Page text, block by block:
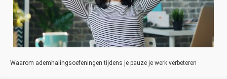
Waarom ademhalingsoefeningen tijdens je pauze je werk verbeteren